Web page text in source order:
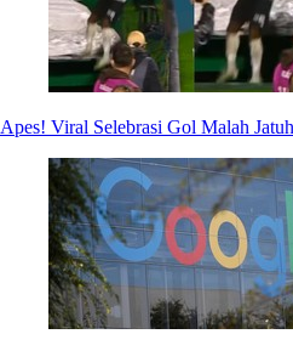
Apes! Viral Selebrasi Gol Malah